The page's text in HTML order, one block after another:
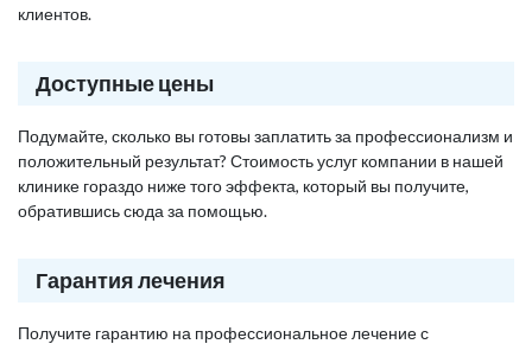
клиентов.
Доступные цены
Подумайте, сколько вы готовы заплатить за профессионализм и
положительный результат? Стоимость услуг компании в нашей
клинике гораздо ниже того эффекта, который вы получите,
обратившись сюда за помощью.
Гарантия лечения
Получите гарантию на профессиональное лечение с